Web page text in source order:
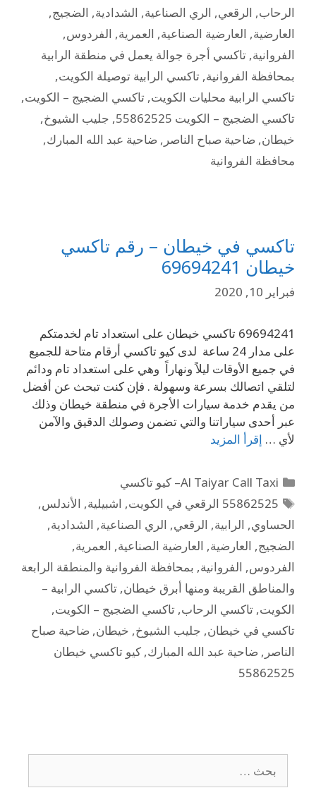
الرحاب, الرقعي, الري الصناعية, الشدادية, الضجيج,
العارضية, العارضية الصناعية, العمرية, الفردوس,
الفروانية, تاكسي أجرة جوالة يعمل في منطقة الرابية
بمحافظة الفروانية, تاكسي الرابية توصيلة الكويت,
تاكسي الرابية محليات الكويت, تاكسي الضجيج – الكويت,
تاكسي الضجيج – الكويت 55862525
, جليب الشيوخ,
خيطان, ضاحية صباح الناصر , ضاحية عبد الله المبارك,
محافظة الفروانية
تاكسي في خيطان – رقم تاكسي
خيطان 69694241
فبراير 10, 2020
69694241 تاكسي خيطان على استعداد تام لخدمتكم
على مدار 24 ساعة لدى كيو تاكسي أرقام متاحة للجميع
في جميع الأوقات ليلاً ونهاراً وهي على استعداد تام ودائم
لتلقي اتصالك بسرعة وسهولة . فإن كنت تبحث عن أفضل
من يقدم خدمة سيارات الأجرة في منطقة خيطان وذلك
عبر أحدى سياراتنا والتي تضمن وصولك الدقيق والآمن
لأي … إقرأ المزيد
Al Taiyar Call Taxi– كيو تاكسي
55862525 الرقعي في الكويت
, اشبيلية, الأندلس,
الحساوي, الرابية, الرقعي, الري الصناعية, الشدادية,
الضجيج, العارضية, العارضية الصناعية, العمرية,
الفردوس, الفروانية, بمحافظة الفروانية والمنطقة الرابعة
والمناطق القريبة ومنها أبرق خيطان, تاكسي الرابية –
الكويت, تاكسي الرحاب, تاكسي الضجيج – الكويت,
تاكسي في خيطان, جليب الشيوخ, خيطان, ضاحية صباح
الناصر , ضاحية عبد الله المبارك, كيو تاكسي خيطان
55862525